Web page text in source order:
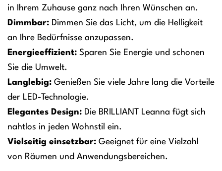
in Ihrem Zuhause ganz nach Ihren Wünschen an.
Dimmbar: Dimmen Sie das Licht, um die Helligkeit
an Ihre Bedürfnisse anzupassen.
Energieeffizient: Sparen Sie Energie und schonen
Sie die Umwelt.
Langlebig: Genießen Sie viele Jahre lang die Vorteile
der LED-Technologie.
Elegantes Design: Die BRILLIANT Leanna fügt sich
nahtlos in jeden Wohnstil ein.
Vielseitig einsetzbar: Geeignet für eine Vielzahl
von Räumen und Anwendungsbereichen.